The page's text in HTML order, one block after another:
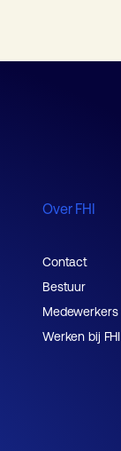
Over FHI
Contact
Bestuur
Medewerkers
Werken bij FHI